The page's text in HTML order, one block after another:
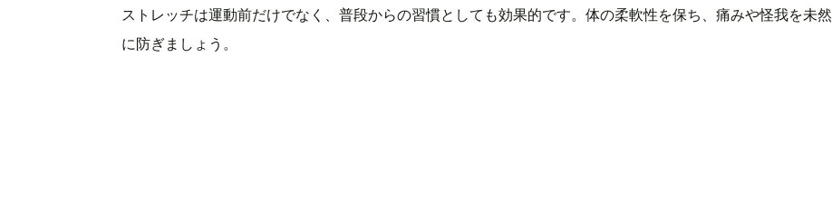
ストレッチは運動前だけでなく、普段からの習慣としても効果的です。体の柔軟性を保ち、痛みや怪我を未然
に防ぎましょう。